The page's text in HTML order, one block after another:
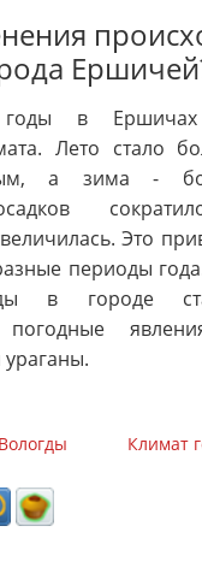
в Ершичах
Лето стало
а зима -
Это
периоды
в городе
погодные
Климат